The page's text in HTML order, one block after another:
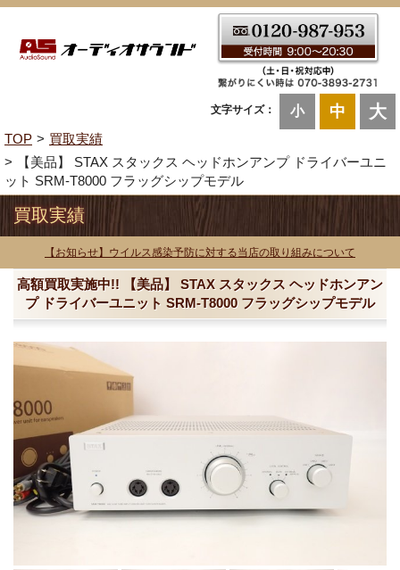
文字サイズ： 小 中 大
TOP
買取実績
【美品】 STAX スタックス ヘッドホンアンプ ドライバーユニ
ット SRM-T8000 フラッグシップモデル
買取実績
【お知らせ】ウイルス感染予防に対する当店の取り組みについて
高額買取実施中!! 【美品】 STAX スタックス ヘッドホンアン
プ ドライバーユニット SRM-T8000 フラッグシップモデル